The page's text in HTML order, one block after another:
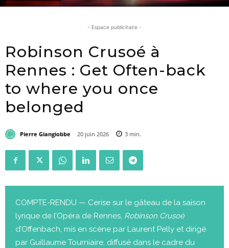
- Espace publicitaire -
Robinson Crusoé à
Rennes : Get Often-back
to where you once
belonged
Pierre Giangiobbe 20 juin 2026 3 min.
COMPTE-RENDU — Cerise sur le gâteau de la saison
lyrique de l’Opéra de Rennes, Robinson Crusoé
d’Offenbach, mis en scène par Laurent Pelly et dirigé
par Guillaume Tourniaire, diffusé dans le cadre du